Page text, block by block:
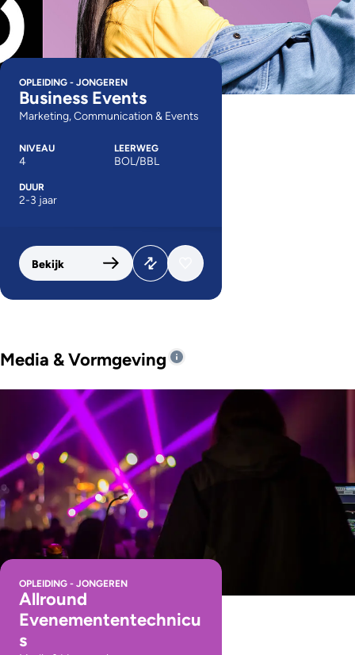
OPLEIDING - JONGEREN
Business Events
Marketing, Communication & Events
NIVEAU
4
LEERWEG
BOL/BBL
DUUR
2-3 jaar
Bekijk
Media & Vormgeving
OPLEIDING - JONGEREN
Allround
Evenemententechnicu
s